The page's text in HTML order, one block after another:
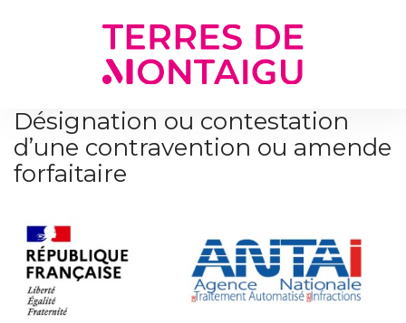
Désignation ou contestation
d’une contravention ou amende
forfaitaire